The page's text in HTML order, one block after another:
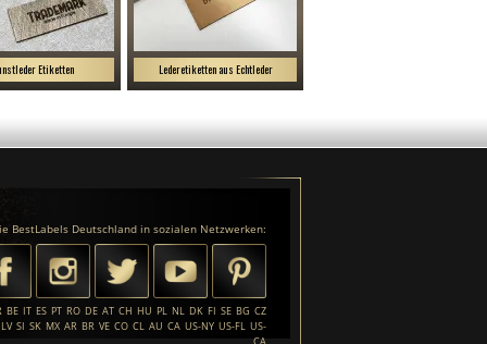
Etiketten Lederetiketten aus Echtleder
BestLabels Deutschland in sozialen Netzwerken:
BE IT ES PT RO DE AT CH HU PL NL DK FI SE BG CZ
LV SI SK MX AR BR VE CO CL AU CA US-NY US-FL US-